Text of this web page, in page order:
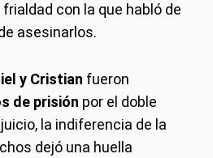
frialdad con la que habló de
asesinarlos.
y Cristian fueron
de prisión por el doble
la indiferencia de la
dejó una huella